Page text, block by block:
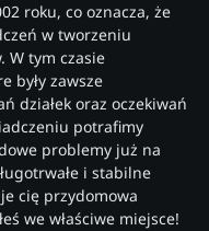
roku, co oznacza, że
w tworzeniu
W tym czasie
były zawsze
działek oraz oczekiwań
potrafimy
problemy już na
i stabilne
cię przydomowa
we właściwe miejsce!